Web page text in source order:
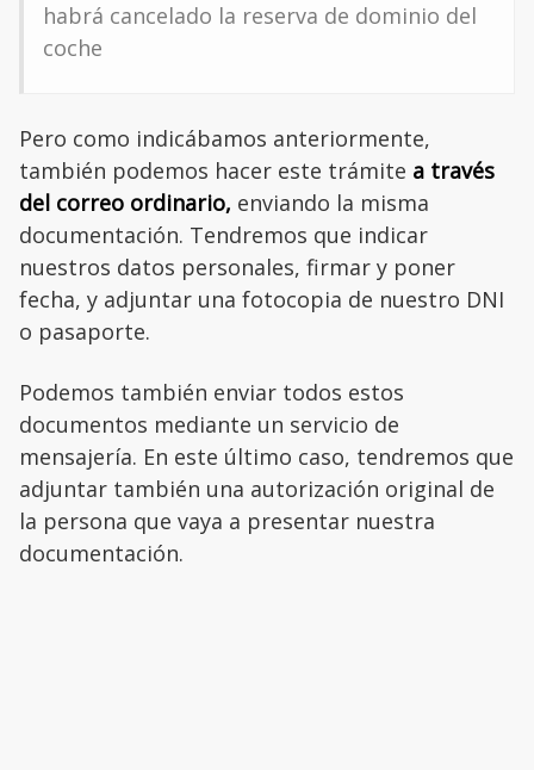
habrá cancelado la reserva de dominio del
coche
Pero como indicábamos anteriormente,
también podemos hacer este trámite a través
del correo ordinario, enviando la misma
documentación. Tendremos que indicar
nuestros datos personales, firmar y poner
fecha, y adjuntar una fotocopia de nuestro DNI
o pasaporte.
Podemos también enviar todos estos
documentos mediante un servicio de
mensajería. En este último caso, tendremos que
adjuntar también una autorización original de
la persona que vaya a presentar nuestra
documentación.